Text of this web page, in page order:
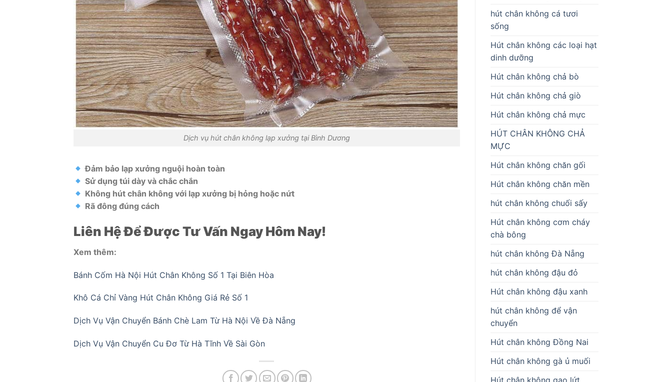
Dịch vụ hút chân không lạp xưởng tại Bình Dương
Đảm bảo lạp xưởng nguội hoàn toàn
Sử dụng túi dày và chắc chắn
Không hút chân không với lạp xưởng bị hỏng hoặc nứt
Rã đông đúng cách
Liên Hệ Để Được Tư Vấn Ngay Hôm Nay!
Xem thêm:
Bánh Cốm Hà Nội Hút Chân Không Số 1 Tại Biên Hòa
Khô Cá Chỉ Vàng Hút Chân Không Giá Rẻ Số 1
Dịch Vụ Vận Chuyển Bánh Chè Lam Từ Hà Nội Về Đà Nẵng
Dịch Vụ Vận Chuyển Cu Đơ Từ Hà Tĩnh Về Sài Gòn
hút chân không cá tươi
sống
Hút chân không các loại hạt
dinh dưỡng
Hút chân không chả bò
Hút chân không chả giò
Hút chân không chả mực
HÚT CHÂN KHÔNG CHẢ
MỰC
Hút chân không chăn gối
Hút chân không chăn mền
hút chân không chuối sấy
Hút chân không cơm cháy
chà bông
hút chân không Đà Nẵng
hút chân không đậu đỏ
Hút chân không đậu xanh
hút chân không để vận
chuyển
Hút chân không Đồng Nai
Hút chân không gà ủ muối
Hút chân không gạo lứt